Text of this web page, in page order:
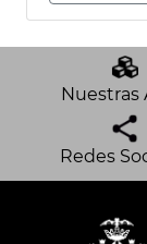
Nuestras
Redes